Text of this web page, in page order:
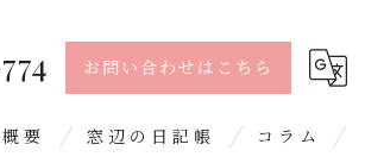
お問い合わせはこちら
要 窓辺の日記帳 コラム